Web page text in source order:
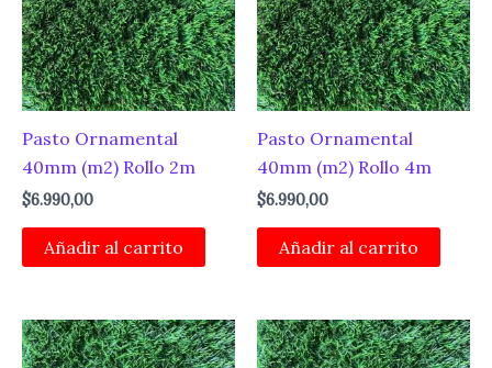
Pasto Ornamental
40mm (m2) Rollo 2m
$6.990,00
Añadir al carrito
Pasto Ornamental
40mm (m2) Rollo 4m
$6.990,00
Añadir al carrito